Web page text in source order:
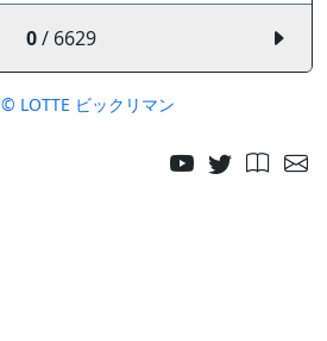
0/ 6629
© LOTTE ビックリマン